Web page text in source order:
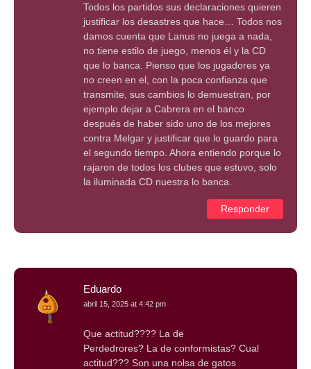
Todos los partidos sus declaraciones quieren
justificar los desastres que hace… Todos nos
damos cuenta que Lanus no juega a nada,
no tiene estilo de juego, menos él y la CD
que lo banca. Pienso que los jugadores ya
no creen en el, con la poca confianza que
transmite, sus cambios lo demuestran, por
ejemplo dejar a Cabrera en el banco
después de haber sido uno de los mejores
contra Melgar y justificar que lo guardo para
el segundo tiempo. Ahora entiendo porque lo
rajaron de todos los clubes que estuvo, solo
la iluminada CD nuestra lo banca.
Responder
Eduardo
abril 15, 2025 at 4:42 pm
Que actitud???? La de
Perdedrores? La de conformistas? Cual
actitud??? Son una nolsa de gatos